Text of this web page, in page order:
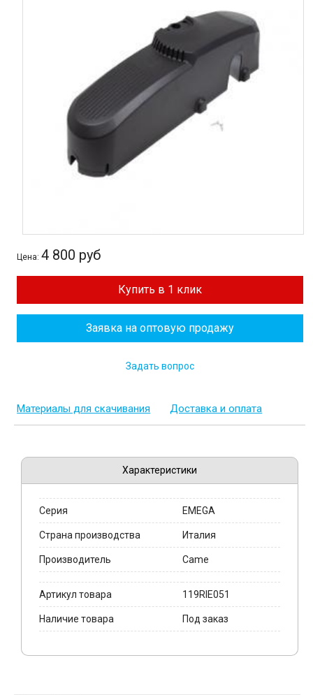
Цена:4 800 руб
Купить в 1 клик
Заявка на оптовую продажу
Задать вопрос
Материалы для скачивания Доставка и оплата
Характеристики
Серия EMEGA
Страна производства Италия
Производитель Came
Артикул товара 119RIE051
Наличие товара Под заказ